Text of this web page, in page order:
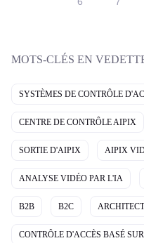
MOTS-CLÉS EN
SYSTÈMES DE CONTRÔLE
CENTRE DE CONTRÔLE AIPIX
SORTIE D'AIPIX AIPIX
ANALYSE VIDÉO PAR L'IA
B2B B2C
CONTRÔLE D'ACCÈS BASÉ